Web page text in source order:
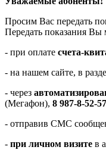
Просим Вас передать
Передать показания Вы
- при оплате счета-
- на нашем сайте, в
- через
(Мегафон), 8 987-8-52-
- отправив СМС
- при личном визите в